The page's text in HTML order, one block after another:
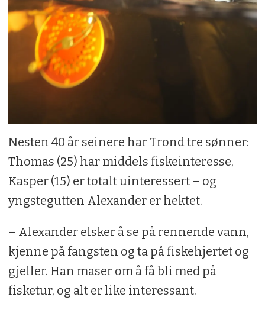
Nesten 40 år seinere har Trond tre sønner:
Thomas (25) har middels fiskeinteresse,
Kasper (15) er totalt uinteressert – og
yngstegutten Alexander er hektet.
– Alexander elsker å se på rennende vann,
kjenne på fangsten og ta på fiskehjertet og
gjeller. Han maser om å få bli med på
fisketur, og alt er like interessant.